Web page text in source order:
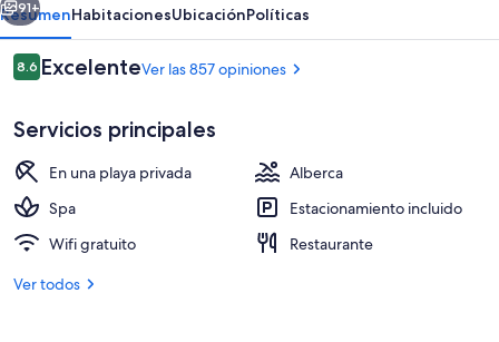
Beach Cabana, Beach Wing, vista al
91+
ResumenHabitacionesUbicaciónPolíticas
Opiniones
8.68.6 de 10,
ExcelenteVer las 857 opiniones
Servicios principales
En una playa privada
Alberca
Spa
Estacionamiento incluido
Wifi gratuito
Restaurante
Ver todos